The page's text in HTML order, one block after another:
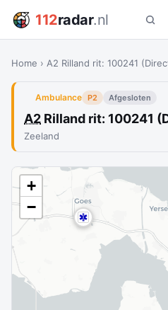
112radar.nl
Home › A2 Rilland rit: 100241
Ambulance P2 Afgesloten
A2 Rilland rit: 100241
Zeeland
+
−